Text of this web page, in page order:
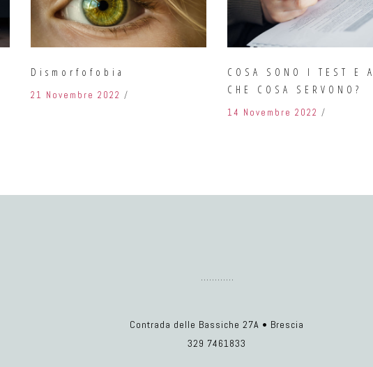
Dismorfofobia
21 Novembre 2022
COSA SONO I TEST E
CHE COSA SERVONO?
14 Novembre 2022
Contrada delle Bassiche 27A • Brescia
329 7461833